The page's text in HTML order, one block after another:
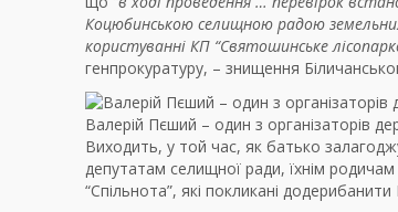
Коцюбинською селищною радою
користуванні КП “Cвятошинське
генпрокуратуру, – знищення
Валерій Пєший – один з організаторів
Виходить, у той час, як батько
депутатам селищної ради, їхнім
“Спільнота”, які покликані додерибанити